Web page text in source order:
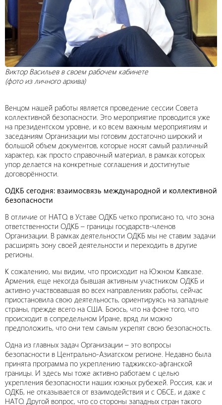
Виктор Васильев в своем рабочем кабинете
(фото из личного архива)
Венцом нашей работы является проведение сессии Совета
коллективной безопасности. Это мероприятие проводится уже
на президентском уровне, и ко всем важным мероприятиям и
заседаниям Организации мы готовим достаточно широкий и
большой объем документов, которые носят самый различный
характер, как просто справочный материал, в рамках которых
упор делается на конкретные соглашения и достигнутые
договорённости.
ОДКБ сегодня: взаимосвязь международной и коллективной
безопасности
В отличие от НАТО, в Уставе ОДКБ четко прописано то, что зона
ответственности ОДКБ – границы государств-членов
Организации. В рамках деятельности ОДКБ мы не ставим задачи
расширять зону своей деятельности и переходить в другие
регионы.
К сожалению, мы видим, что происходит на Южном Кавказе.
Армения, еще некогда бывшая активным участником ОДКБ и
активно участвовавшая во всех направлениях работы, сейчас
приостановила свою деятельность, ориентируясь на западные
страны, прежде всего на США. Боюсь, что на фоне того, что
происходит в сопредельном Иране, вряд ли можно
предположить, что они тем самым укрепят свою безопасность.
Одна из главных задач Организации – это вопросы
безопасности в Центрально-Азиатском регионе. Недавно была
принята программа по укреплению таджикско-афганской
границы. И здесь мы тоже активно работаем с целью
укрепления безопасности наших южных рубежей. Россия, как и
ОДКБ, не отказывается от взаимодействия и с ОБСЕ, и даже с
НАТО. Другой вопрос, что со стороны западных стран такого